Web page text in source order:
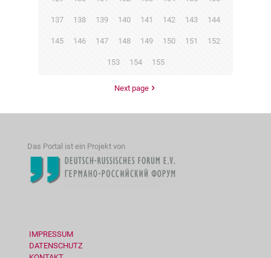
137 138 139 140 141 142 143 144
145 146 147 148 149 150 151 152
153 154 155
Next page
Das Portal ist ein Projekt von
IMPRESSUM
DATENSCHUTZ